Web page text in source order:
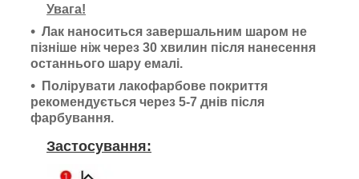
Увага!
Лак наноситься завершальним шаром не
пізніше ніж через 30 хвилин після нанесення
останнього шару емалі.
Полірувати лакофарбове покриття
рекомендується через 5-7 днів після
фарбування.
Застосування: